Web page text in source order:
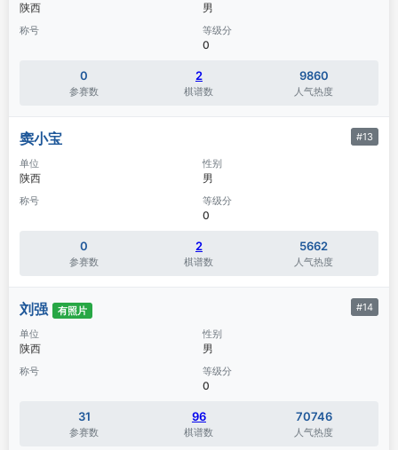
陕西 男
称号 等级分
0
0
参赛数
2
棋谱数
9860
人气热度
窦小宝 #13
单位
陕西
性别
男
称号 等级分
0
0
参赛数
2
棋谱数
5662
人气热度
刘强 有照片 #14
单位
陕西
性别
男
称号 等级分
0
31
参赛数
96
棋谱数
70746
人气热度